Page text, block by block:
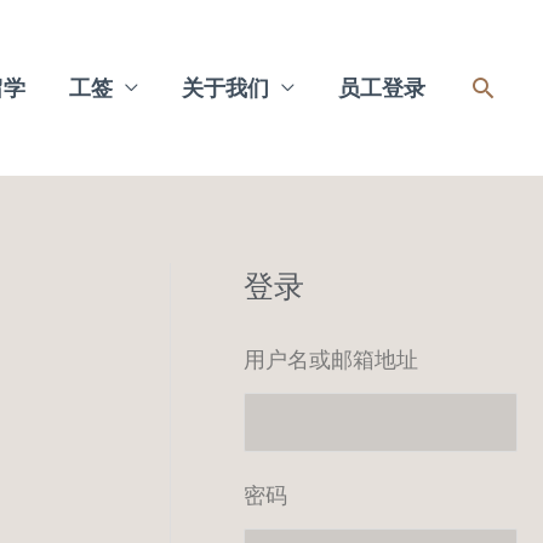
学 工签 关于我们 员工登录
搜
登录
用户名或邮箱地址
密码